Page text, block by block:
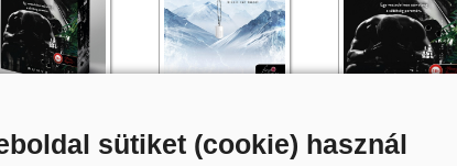
univerzuma 4.)
éldekorált kiadás!
közel (A Madigan-hegy 2.)
Önállóan is olvasható!
sötétség univerzuma 4.)
RuNyx
sütiket (cookie) használ